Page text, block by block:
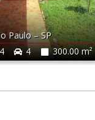
Paulo–SP
4 4 300.00 m²